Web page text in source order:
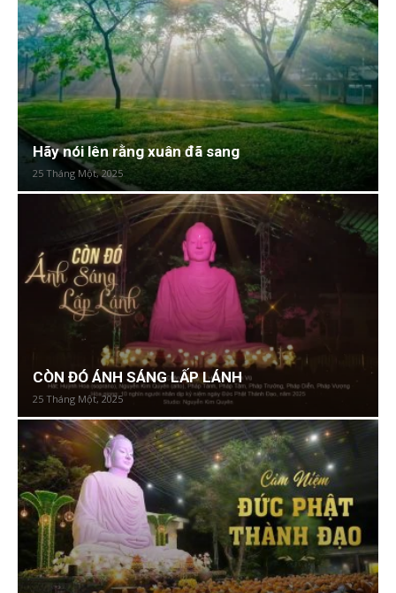
Hãy nói lên rằng xuân đã sang
25 Tháng Một, 2025
CÒN ĐÓ ÁNH SÁNG LẤP LÁNH
25 Tháng Một, 2025